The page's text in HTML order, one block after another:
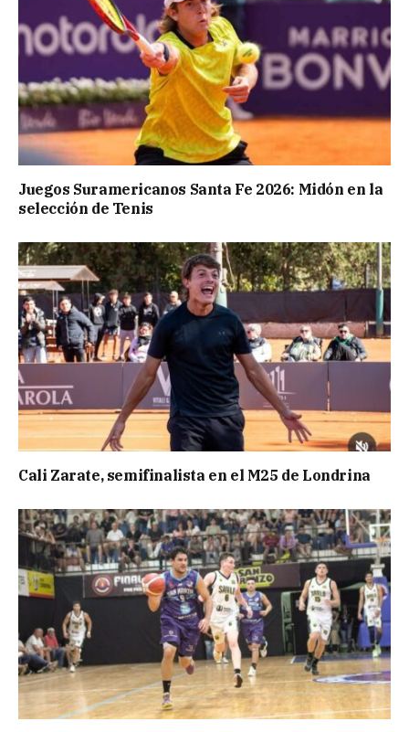
Juegos Suramericanos Santa Fe 2026: Midón en la
selección de Tenis
Cali Zarate, semifinalista en el M25 de Londrina